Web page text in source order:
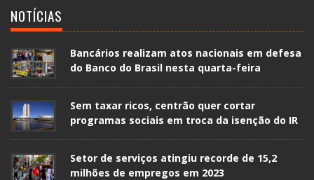
NOTÍCIAS
Bancários realizam atos nacionais em defesa
do Banco do Brasil nesta quarta-feira
Sem taxar ricos, centrão quer cortar
programas sociais em troca da isenção do IR
Setor de serviços atingiu recorde de 15,2
milhões de empregos em 2023